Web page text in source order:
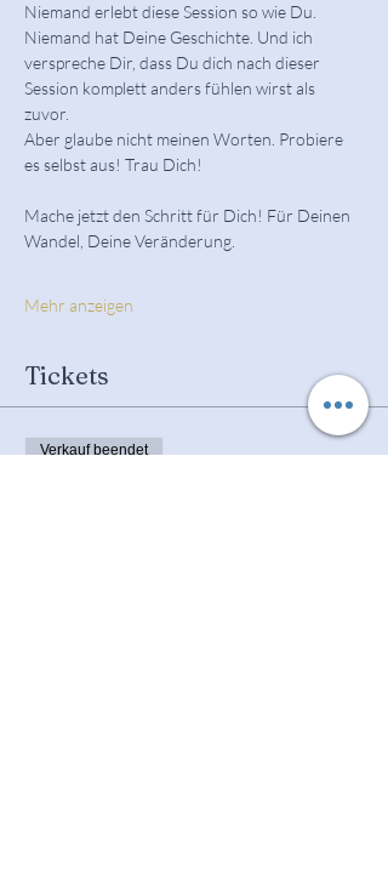
Niemand erlebt diese Session so wie Du.
Niemand hat Deine Geschichte. Und ich
verspreche Dir, dass Du dich nach dieser
Session komplett anders fühlen wirst als
zuvor.
Aber glaube nicht meinen Worten. Probiere
es selbst aus! Trau Dich!
Mache jetzt den Schritt für Dich! Für Deinen
Wandel, Deine Veränderung.
Mehr anzeigen
Tickets
Verkauf beendet